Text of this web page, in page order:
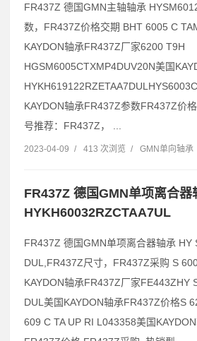
FR437Z 德国GMN主轴轴承
数，FR437Z价格交期 BHT 6005 C
KAYDON轴承FR437Z厂家6200 T9H
HGSM6005CTXMP4DUV20N美国
KAYDON轴承FR437Z参数FR437Z价
号推荐：FR437Z， ...
2023-04-09 / 413 次浏览 / GMN单向轴承
FR437Z 德国GMN单项离合器
HYKH60032RZCTAA7UL
FR437Z 德国GMN单项离合器轴承 HY
DUL,FR437Z尺寸，FR437Z采购 S
KAYDON轴承FR437Z厂家FE443ZHY
DUL美国KAYDON轴承FR437Z价格S
609 C TA UP RI L043358美国